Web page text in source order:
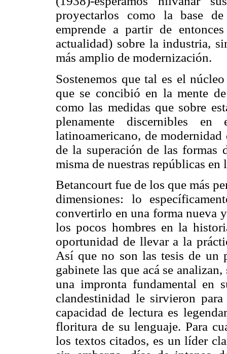
proyectarlos como la base
emprende a partir de
actualidad) sobre la industria,
más amplio de modernización.
Sostenemos que tal es el
que se concibió en la mente
como las medidas que sobre
plenamente discernibles
latinoamericano, de
de la superación de las
misma de nuestras repúblicas
Betancourt fue de los que más
dimensiones: lo
convertirlo en una forma nueva
los pocos hombres en la
oportunidad de llevar a la
Así que no son las tesis de un
gabinete las que acá se
una impronta fundamental en
clandestinidad le sirvieron
capacidad de lectura es
floritura de su lenguaje. Para
los textos citados, es un líder